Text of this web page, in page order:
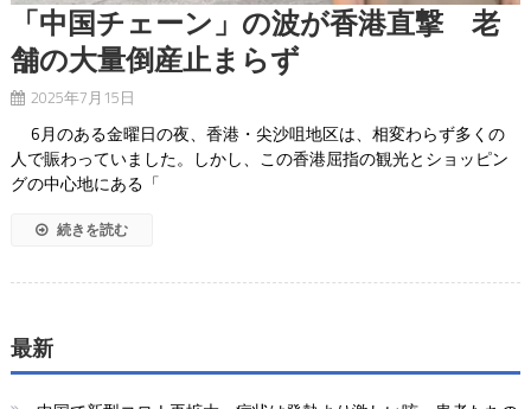
「中国チェーン」の波が香港直撃 老
舗の大量倒産止まらず
2025年7月15日
6月のある金曜日の夜、香港・尖沙咀地区は、相変わらず多くの
人で賑わっていました。しかし、この香港屈指の観光とショッピン
グの中心地にある「
続きを読む
最新